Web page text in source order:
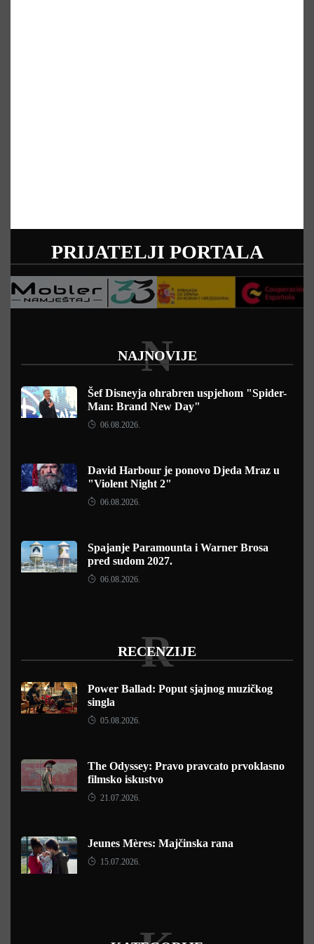
PRIJATELJI PORTALA
NAJNOVIJE
N
Šef Disneyja ohrabren uspjehom "Spider-
Man: Brand New Day"
06.08.2026.
David Harbour je ponovo Djeda Mraz u
"Violent Night 2"
06.08.2026.
Spajanje Paramounta i Warner Brosa
pred sudom 2027.
06.08.2026.
RECENZIJE
R
Power Ballad: Poput sjajnog muzičkog
singla
05.08.2026.
The Odyssey: Pravo pravcato prvoklasno
filmsko iskustvo
21.07.2026.
Jeunes Mères: Majčinska rana
15.07.2026.